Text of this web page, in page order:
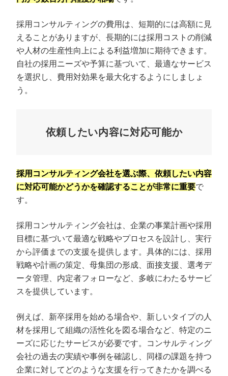
採用コンサルティングの費用は、短期的には高額に見
えることがありますが、長期的には採用コストの削減
や人材の生産性向上による利益増加に期待できます。
自社の採用ニーズや予算に基づいて、最適なサービス
を選択し、費用対効果を最大化するようにしましょ
う。
依頼したい内容に対応可能か
採用コンサルティング会社を選ぶ際、依頼したい内容
に対応可能かどうかを確認することが非常に重要で
す。
採用コンサルティング会社は、企業の事業計画や採用
目標に基づいて最適な戦略やプロセスを設計し、実行
から評価までの支援を提供します。具体的には、採用
戦略や計画の策定、母集団の形成、面接支援、選考デ
ータ管理、内定者フォローなど、多岐にわたるサービ
スを提供しています。
例えば、新卒採用を始める場合や、新しいタイプの人
材を採用して組織の活性化を図る場合など、特定のニ
ーズに応じたサービスが必要です。コンサルティング
会社の過去の実績や事例を確認し、同様の課題を持つ
企業に対してどのような支援を行ってきたかを調べる